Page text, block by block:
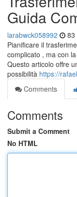
Guida
larabwck058992 83
Pianificare il
complicato , ma con
Questo articolo offre
possibilità https://
Comments
Comments
Submit a Comment
No HTML